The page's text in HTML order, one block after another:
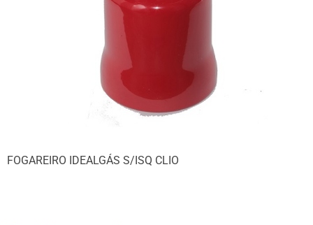
FOGAREIRO IDEALGÁS S/ISQ CLIO